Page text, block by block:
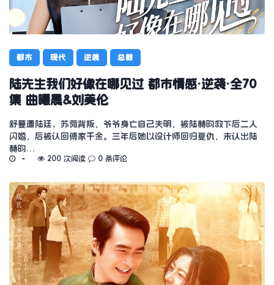
都市 现代 逆袭 总裁
陆先生我们好像在哪见过 都市情感·逆袭·全70
集 曲曦晨&刘美伦
舒蔓遭陆廷、苏菀背叛，爷爷身亡自己失明，被陆赫昀救下后二人
闪婚，后被认回傅家千金。三年后她以设计师回归复仇，未认出陆
赫昀…
200 次阅读 0 条评论